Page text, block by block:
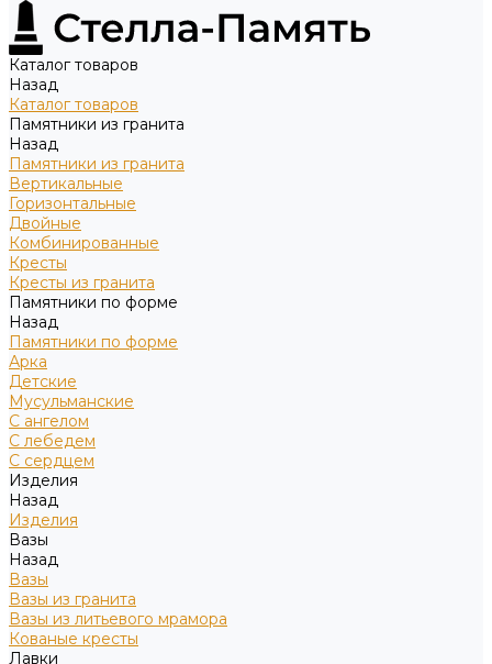
Каталог товаров
Назад
Каталог товаров
Памятники из гранита
Назад
Памятники из гранита
Вертикальные
Горизонтальные
Двойные
Комбинированные
Кресты
Кресты из гранита
Памятники по форме
Назад
Памятники по форме
Арка
Детские
Мусульманские
С ангелом
С лебедем
С сердцем
Изделия
Назад
Изделия
Вазы
Назад
Вазы
Вазы из гранита
Вазы из литьевого мрамора
Кованые кресты
Лавки